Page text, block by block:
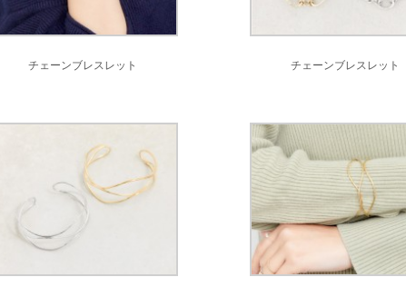
チェーンブレスレット チェーンブレスレット